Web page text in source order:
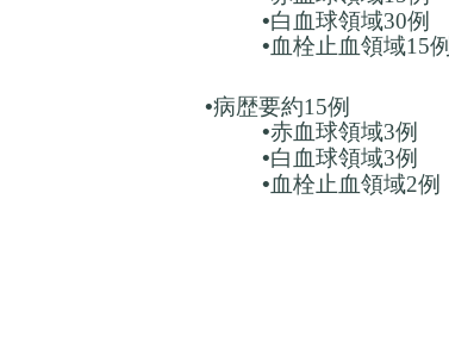
•白血球領域30例
•血栓止血領域15例
•病歴要約15例
•赤血球領域3例
•白血球領域3例
•血栓止血領域2例